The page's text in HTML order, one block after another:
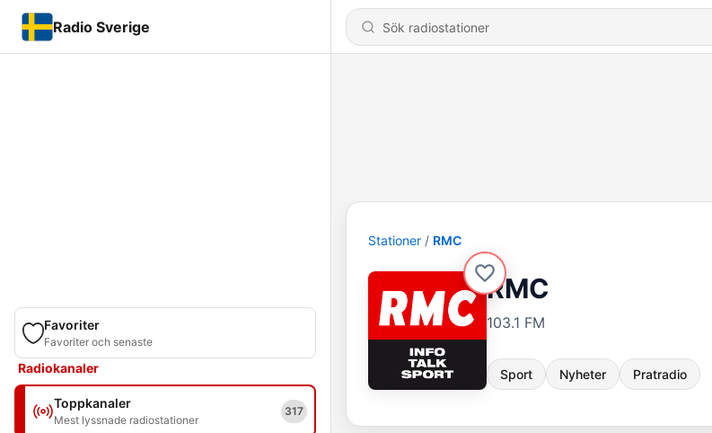
Radio Sverige
Favoriter
Favoriter och senaste
Radiokanaler
Toppkanaler
Mest lyssnade radiostationer
317
Stationer RMC
RMC
103.1 FM
Sport Nyheter Pratradio